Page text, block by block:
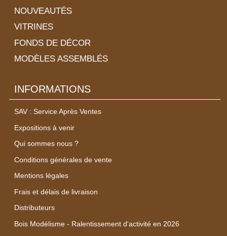
NOUVEAUTÉS
VITRINES
FONDS DE DÉCOR
MODÈLES ASSEMBLÉS
INFORMATIONS
SAV : Service Après Ventes
Expositions à venir
Qui sommes nous ?
Conditions générales de vente
Mentions légales
Frais et délais de livraison
Distributeurs
Bois Modélisme - Ralentissement d'activité en 2026